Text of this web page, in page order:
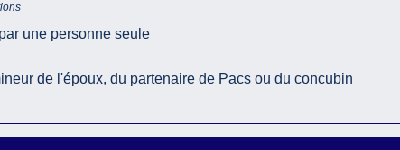
une personne seule
de l'époux, du partenaire de Pacs ou du concubin